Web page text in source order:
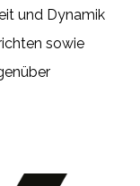
und Dynamik
sowie